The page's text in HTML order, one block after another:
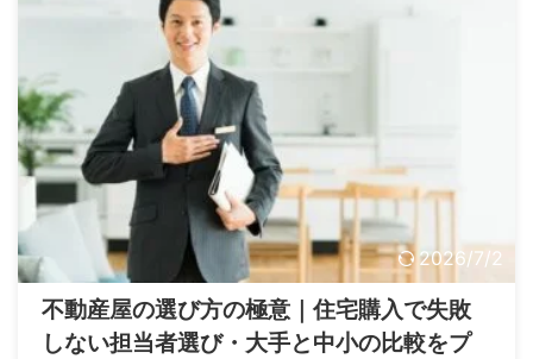
2026/7/2
不動産屋の選び方の極意｜住宅購入で失敗
しない担当者選び・大手と中小の比較をプ